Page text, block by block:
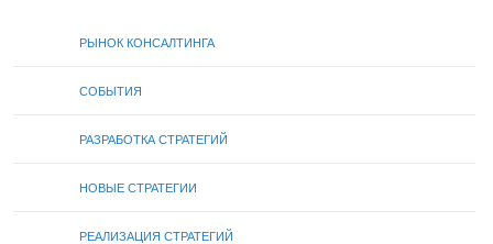
РЫНОК КОНСАЛТИНГА
СОБЫТИЯ
РАЗРАБОТКА СТРАТЕГИЙ
НОВЫЕ СТРАТЕГИИ
РЕАЛИЗАЦИЯ СТРАТЕГИЙ